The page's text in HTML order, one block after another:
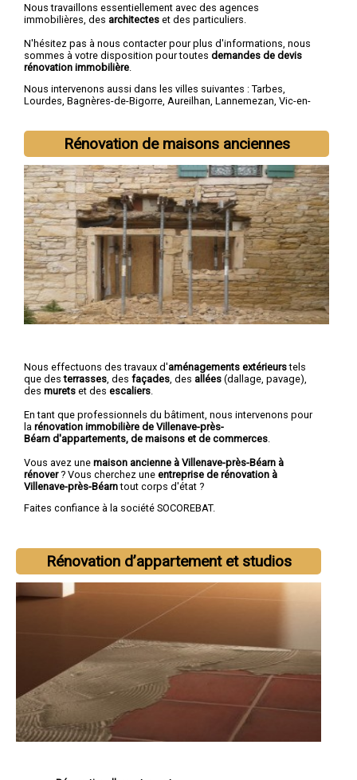
Nous travaillons essentiellement avec des agences
immobilières, des architectes et des particuliers.
N'hésitez pas à nous contacter pour plus d'informations, nous
sommes à votre disposition pour toutes demandes de devis
rénovation immobilière
Nous intervenons aussi dans les villes suivantes : Tarbes,
Lourdes, Bagnères-de-Bigorre, Aureilhan, Lannemezan, Vic-en-
Rénovation de maisons anciennes
Nous effectuons des travaux d'aménagements extérieurstels
que desterrasses , des façades , des allées (dallage, pavage),
des murets et des escaliers
En tant que professionnels du bâtiment, nous intervenons pour
la rénovation immobilière de Villenave-près-
Béarn d'appartements, de maisons et de commerces
Vous avez une maison ancienne à Villenave-près-Béarn à
rénover? Vous cherchez une entreprise de rénovation à
Villenave-près-Béarntout corps d'état ?
Faites confiance à la société SOCOREBAT.
Rénovation d’appartement et studios